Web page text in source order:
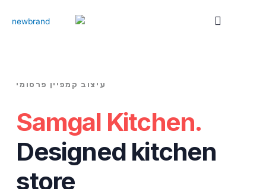
עיצוב קמפיין פרסומי
Samgal Kitchen.
Designed kitchen
store